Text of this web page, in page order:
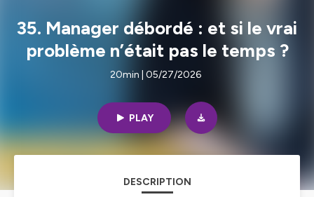
35. Manager débordé : et si le vrai
problème n’était pas le temps ?
20min | 05/27/2026
PLAY
DESCRIPTION